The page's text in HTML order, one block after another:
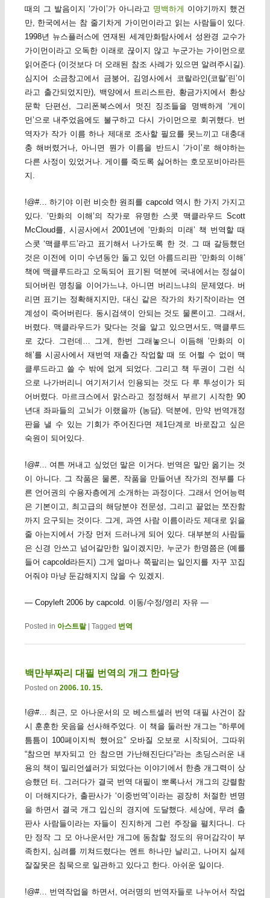
때의 그 발음이지 ‘가이’가 아니라고 명백하게 이야기까지 했건
만, 한국에서는 참 줄기차게 가이먼이라고 읽는 사람들이 있다.
1998년 뉴스플러스에 연재된 세계만화탐사에서 성완경 교수가
가이먼이라고 오독한 이래로 끊이지 않고 누군가는 가이먼으로
읽어준다 (이것보다 더 오래된 참조 사례가 있으면 알려주시길).
심지어 소금창고에서 금붕어, 김영사에서 코랄라인(코랄’린’이
라고 출간되었지만), 백양에서 트리스트란, 황금가지에서 환상
문학 단편선, 그리폰북스에서 멋진 징조들을 명백하게 ‘게이
먼’으로 내주었음에도 불구하고 다시 가이먼으로 회귀했다. 번
역자가 작가 이름 하나 제대로 조사할 필요를 못느끼고 대충대
충 해버렸거나, 아니면 뭔가 이름을 반드시 ‘가이’로 해야하는
다른 사정이 있었거나. 게이를 죽도록 싫어하는 호모포비아라든
지.
!@#… 하기야 이런 비슷한 원죄를 capcold 역시 한 가지 가지고
있다. ‘만화의 이해’의 작가로 유명한 스콧 맥클라우드 Scott
McCloud를, 시공사에서 2001년에 ‘만화의 미래’ 책 번역할 때
스콧 ‘맥클루드’라고 표기해서 나가도록 한 것. 그 때 갈등했던
것은 이전에 이미 수년동안 돌고 있던 아름드리판 ‘만화의 이해’
책에 맥클루드라고 오독되어 표기된 덕분에 국내에서는 정설이
되어버린 명칭을 이어가느냐, 아니면 버리느냐의 문제였다. 버
리면 표기는 정확해지지만, 대신 같은 작가의 차기작이라는 연
계성이 죽어버린다. 동시검색이 안되는 것도 물론이고. 그래서,
버렸다. 맥클라우드가 맞다는 것을 알고 있으면서도, 맥클루드
로 갔다. 그런데… 그게, 한번 그래놓으니 이듬해 ‘만화의 이
해’를 시공사에서 재번역 재출간 작업할 때 또 어쩔 수 없이 맥
클루드라고 쓸 수 밖에 없게 되었다. 그리고 책 두권이 그런 식
으로 나가버리니 여기저기서 인용되는 것도 다 루 투성이가 되
어버렸다. 마르크스에서 맑스라고 정정해서 부르기 시작한 90
년대 좌파들의 고뇌가 이랬을까 (농담). 덕분에, 만약 번역개정
판을 낼 수 있는 기회가 주어진다면 제1단계로 바로잡고 싶은
숙원이 되어있다.
!@#… 여튼 꺼내고 싶었던 말은 이거다. 번역은 말만 옮기는 것
이 아니다. 그 작품은 물론, 작품을 만들어낸 작가의 전부를 다
른 언어권의 수용자층에게 소개하는 과정이다. 그래서 언어능력
은 기본이고, 최고급의 해당분야 전문성, 그리고 끝없는 쪼잔함
까지 요구되는 것이다. 그게, 과연 사람 이름이라도 제대로 읽을
줄 아는지에서 가장 먼저 드러나게 되어 있다. 대부분의 사람들
은 신경 안쓰고 넘어갈만한 일이겠지만, 누군가 한명쯤은 (예를
들어 capcold라든지) 그게 얼마나 쪽팔리는 일인지를 자꾸 꼬집
어줘야 마냥 둔감해지지 않을 수 있겠지.
— Copyleft 2006 by capcold. 이동/수정/영리 자유 —
Posted in 아스트랄 Tagged 번역
백만부짜리 대필 번역의 개그 한마당
Posted on 2006. 10. 15.
!@#… 최근, 모 아나운서의 모 베스트셀러 번역 대필 사건이 잠
시 훈훈한 웃음을 선사해주었다. 이 책을 둘러싼 개그는 “하루에
틈틈이 100페이지씩 했어요” 오바질 오보로 시작되어, 그따위
“참으면 부자되고 안 참으면 가난해진단다”라는 초딩스러운 내
용의 책이 밀리언셀러가 되었다는 이야기에서 한층 개그력이 상
승했던 터. 그러다가 결국 번역 대필이 뽀록나서 개그의 강렬함
이 더해지다가, 출판사가 ‘이중번역’이라는 굉장히 처절한 변명
을 하면서 결국 개그 입신의 경지에 도달했다. 세상에, 무려 출
판사 사람들이라는 자들이 진지하게 그런 주장을 펼치다니. 다
만 정작 그 모 아나운서만 개그에 동참할 정도의 유머감각이 부
족한지, 심려를 끼쳐드렸다는 멘트 하나만 날리고, 나머지 실제
잘잘못은 침묵으로 일관하고 있다고 한다. 아쉬운 일이다.
!@#… 번역작업을 하면서, 여러명의 번역자들로 나누어서 작업